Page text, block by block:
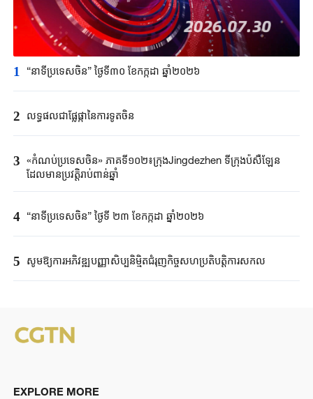
1 “នាទីប្រទេសចិន” ថ្ងៃទី៣០ ខែកក្កដា ឆ្នាំ២០២៦
2 លទ្ធផលជាផ្លែផ្កានៃការទូតចិន
3 «កំណប់ប្រទេសចិន» ភាគទី១០២៖ក្រុងJingdezhen ទីក្រុងប៉សឺឡែន
ដែលមានប្រវត្តិរាប់ពាន់ឆ្នាំ
4 “នាទីប្រទេសចិន” ថ្ងៃទី ២៣ ខែកក្កដា ឆ្នាំ២០២៦
5 សូមឱ្យការអភិវឌ្ឍបញ្ញាសិប្បនិម្មិតជំរុញកិច្ចសហប្រតិបត្តិការសកល
EXPLORE MORE